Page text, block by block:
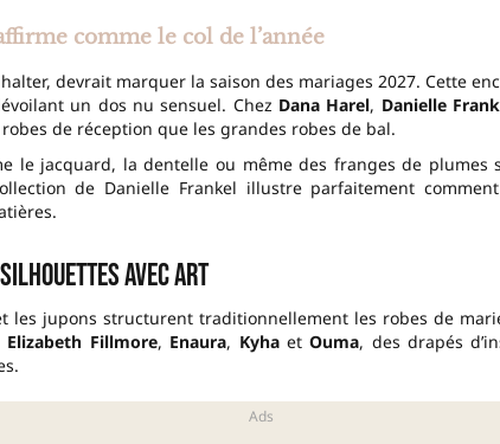
comme le col de l’année
devrait marquer la saison des mariages 2027. Cette
un dos nu sensuel. Chez Dana Harel, Danielle
de réception que les grandes robes de bal.
le jacquard, la dentelle ou même des franges de plumes
de Danielle Frankel illustre parfaitement
avec art
les jupons structurent traditionnellement les robes de
Elizabeth Fillmore, Enaura, KyhaetOuma, des drapés